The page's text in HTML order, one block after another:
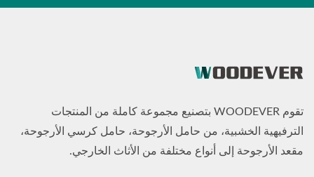
تقوم WOODEVER بتصنيع مجموعة كاملة من المنتجات
الترفيهية الخشبية، من حامل الأرجوحة، حامل كرسي الأرجوحة،
مقعد الأرجوحة إلى أنواع مختلفة من الأثاث الخارجي.